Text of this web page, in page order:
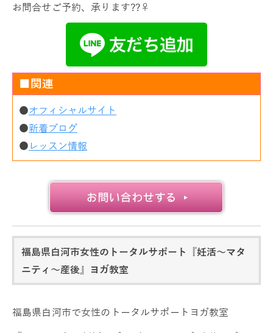
お問合せご予約、承ります??‍♀️
■関連
●オフィシャルサイト
●新着ブログ
●レッスン情報
福島県白河市女性のトータルサポート『妊活～マタ
ニティ～産後』ヨガ教室
福島県白河市で女性のトータルサポートヨガ教室